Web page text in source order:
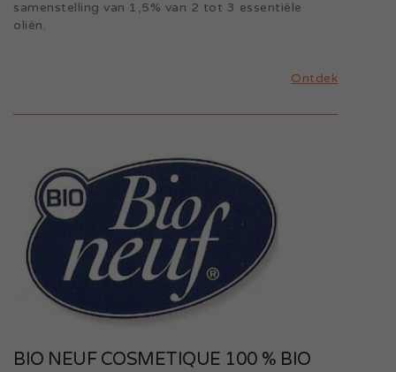
samenstelling van 1,5% van 2 tot 3 essentiële
oliën.
Ontdek
BIO NEUF COSMETIQUE 100 % BIO